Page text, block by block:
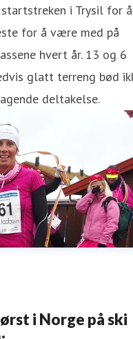
i Trysil for å
for å være med på
hvert år. 13 og 6
glatt terreng bød
deltakelse.
i Norge på ski